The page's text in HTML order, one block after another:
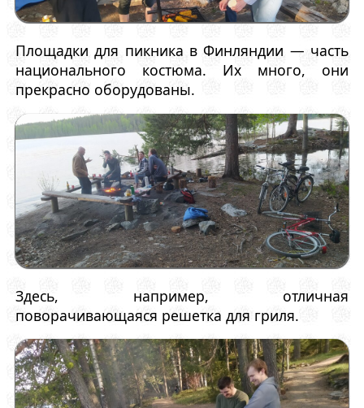
Площадки для пикника в Финляндии — часть
национального костюма. Их много, они
прекрасно оборудованы.
Здесь, например, отличная
поворачивающаяся решетка для гриля.